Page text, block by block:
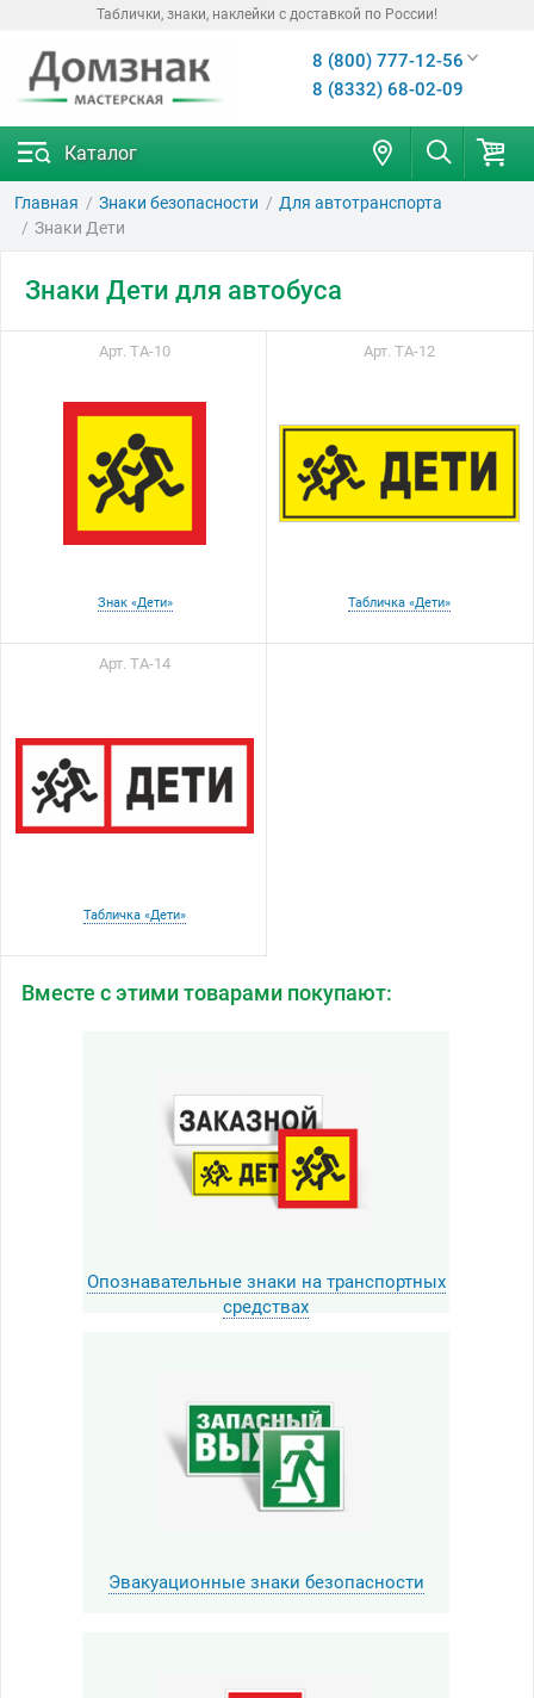
Таблички, знаки, наклейки с доставкой по России!
8 (800) 777-12-56
8 (8332) 68-02-09
Каталог
Главная Знаки безопасности
Для автотранспорта
Знаки Дети
Знаки Дети для автобуса
Арт. ТА-10
Знак «Дети»
Арт. ТА-12
Табличка «Дети»
Арт. ТА-14
Табличка «Дети»
Вместе с этими товарами покупают:
Опознавательные знаки на транспортных
средствах
Эвакуационные знаки безопасности